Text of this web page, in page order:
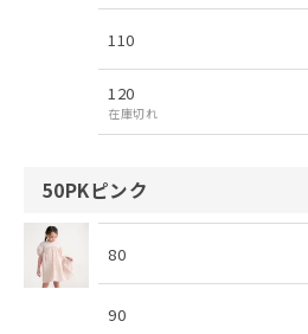
110
120
在庫切れ
50PKピンク
80
90